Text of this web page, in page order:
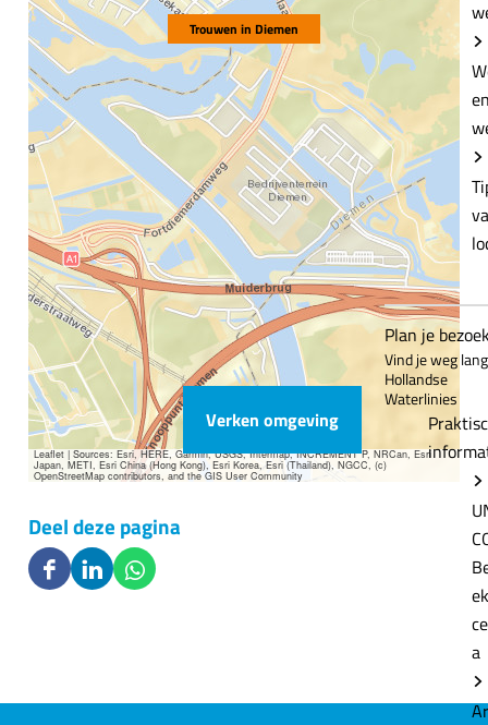
Plan je
Vind je weg
Hollandse
Waterlinies
a
Trouwen in Diemen
Leaflet|Sources: Esri, HERE, Garmin, USGS, Intermap, INCREMENT P, NRCan, Esri
Japan, METI, Esri China (Hong Kong), Esri Korea, Esri (Thailand), NGCC, (c)
OpenStreetMap contributors, and the GIS User Community
Verken omgeving
Deel deze pagina
D
D
D